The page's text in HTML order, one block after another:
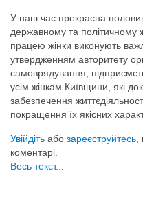
У наш час прекрасна
державному та політичному
працею жінки виконують
утвердженням авторитету
самоврядування,
усім жінкам Київщини, які
забезпечення
покращення їх якісних
Увійдіть або зареєструйтесь
коментарі.
Весь текст...